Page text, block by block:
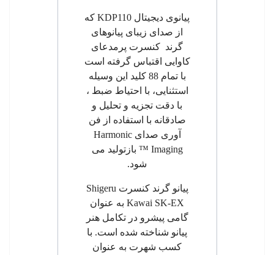
پیانوی دیجیتال KDP110 که
از صدای زیبای پیانوهای
گرند کنسرت پرمدعای
کاوایی اقتباس گرفته است
با تمام 88 کلید این وسیله
استثنایی، با احتیاط ضبط ،
با دقت تجزیه و تحلیل و
صادقانه با استفاده از فن
آوری صدایHarmonic
Imaging
™ بازتولید می
شود.
پیانو گرند کنسرت Shigeru
Kawai SK-EX به عنوان
گامی پیشرو در تکامل هنر
پیانو شناخته شده است. با
کسب شهرت به عنوان